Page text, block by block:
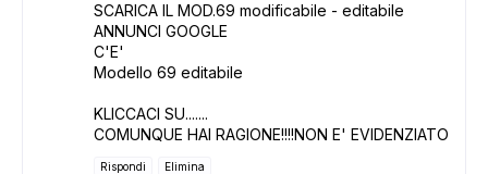
SCARICA IL MOD.69 modificabile - editabile
ANNUNCI GOOGLE
C'E'
Modello 69 editabile
KLICCACI SU.......
COMUNQUE HAI RAGIONE!!!!NON E' EVIDENZIATO
Rispondi Elimina